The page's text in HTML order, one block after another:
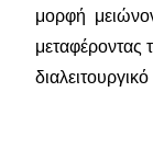
μορφή
μεταφέροντας